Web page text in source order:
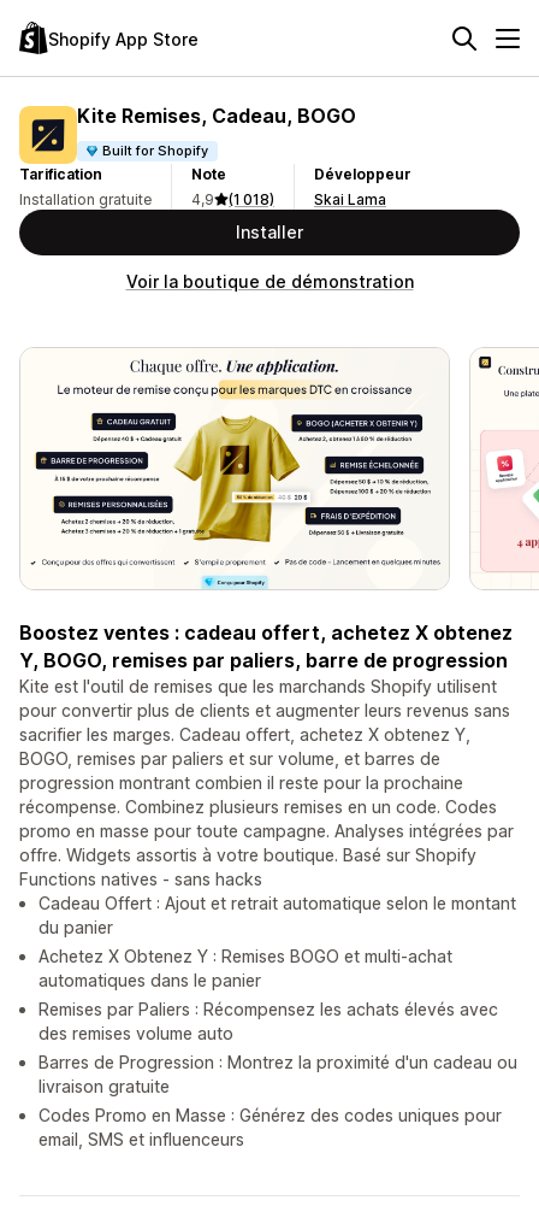
Shopify App Store
Kite Remises, Cadeau, BOGO
Built for Shopify
Tarification
Installation gratuite
Note
4,9
(1 018)
Développeur
Skai Lama
Installer
Voir la boutique de démonstration
Boostez ventes : cadeau offert, achetez X obtenez
Y, BOGO, remises par paliers, barre de progression
Kite est l'outil de remises que les marchands Shopify utilisent
pour convertir plus de clients et augmenter leurs revenus sans
sacrifier les marges. Cadeau offert, achetez X obtenez Y,
BOGO, remises par paliers et sur volume, et barres de
progression montrant combien il reste pour la prochaine
récompense. Combinez plusieurs remises en un code. Codes
promo en masse pour toute campagne. Analyses intégrées par
offre. Widgets assortis à votre boutique. Basé sur Shopify
Functions natives - sans hacks
Cadeau Offert : Ajout et retrait automatique selon le montant
du panier
Achetez X Obtenez Y : Remises BOGO et multi-achat
automatiques dans le panier
Remises par Paliers : Récompensez les achats élevés avec
des remises volume auto
Barres de Progression : Montrez la proximité d'un cadeau ou
livraison gratuite
Codes Promo en Masse : Générez des codes uniques pour
email, SMS et influenceurs